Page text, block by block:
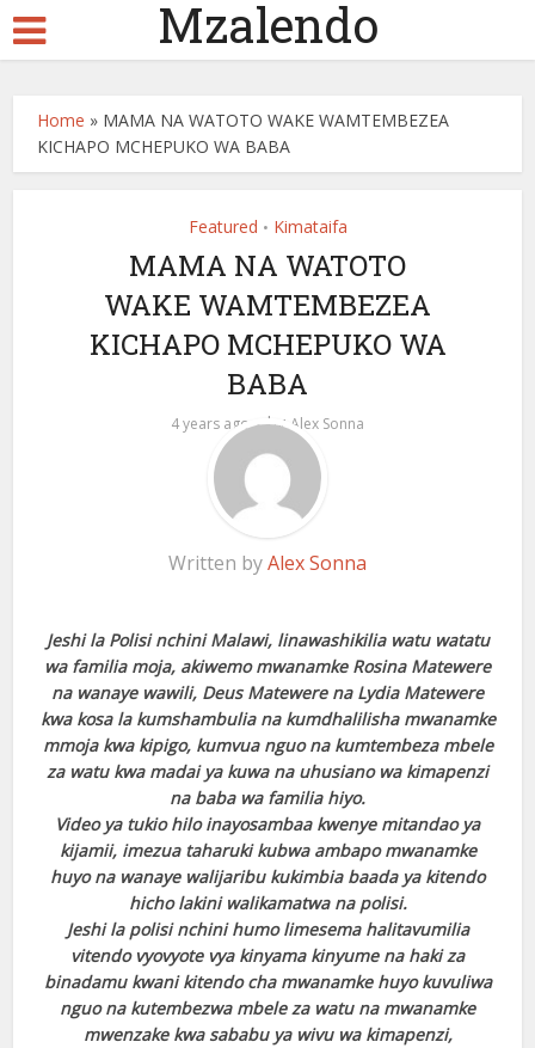
Mzalendo
Home » MAMA NA WATOTO WAKE WAMTEMBEZEA
KICHAPO MCHEPUKO WA BABA
Featured • Kimataifa
MAMA NA WATOTO
WAKE WAMTEMBEZEA
KICHAPO MCHEPUKO WA
BABA
4 years ago by Alex Sonna
Written byAlex Sonna
Jeshi la Polisi nchini Malawi, linawashikilia watu watatu
wa familia moja, akiwemo mwanamke Rosina Matewere
na wanaye wawili, Deus Matewere na Lydia Matewere
kwa kosa la kumshambulia na kumdhalilisha mwanamke
mmoja kwa kipigo, kumvua nguo na kumtembeza mbele
za watu kwa madai ya kuwa na uhusiano wa kimapenzi
na baba wa familia hiyo.
Video ya tukio hilo inayosambaa kwenye mitandao ya
kijamii, imezua taharuki kubwa ambapo mwanamke
huyo na wanaye walijaribu kukimbia baada ya kitendo
hicho lakini walikamatwa na polisi.
Jeshi la polisi nchini humo limesema halitavumilia
vitendo vyovyote vya kinyama kinyume na haki za
binadamu kwani kitendo cha mwanamke huyo kuvuliwa
nguo na kutembezwa mbele za watu na mwanamke
mwenzake kwa sababu ya wivu wa kimapenzi,